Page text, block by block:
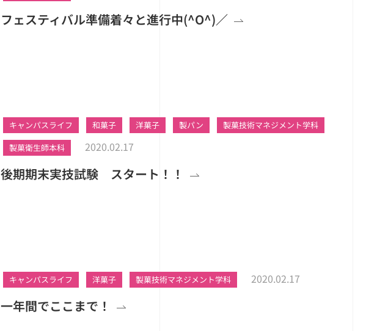
フェスティバル準備着々と進行中(^O^)／
キャンパスライフ 和菓子 洋菓子 製パン
製菓技術マネジメント学科
製菓衛生師本科
2020.02.17
後期期末実技試験 スタート！！
キャンパスライフ 洋菓子 製菓技術マネジメント学科 2020.02.17
一年間でここまで！